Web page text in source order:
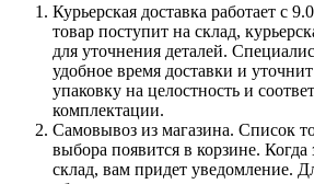
Курьерская доставка работает с
товар поступит на склад,
для уточнения деталей.
удобное время доставки и
упаковку на целостность и
комплектации.
Самовывоз из магазина. Список
выбора появится в корзине. Когда
склад, вам придет уведомление.